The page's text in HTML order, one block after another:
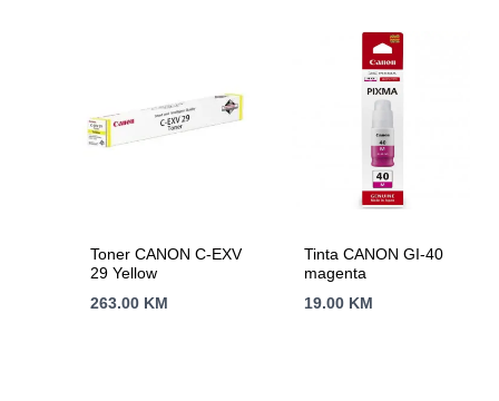
Toner CANON C-EXV
29 Yellow
263.00 KM
Tinta CANON GI-40
magenta
19.00 KM